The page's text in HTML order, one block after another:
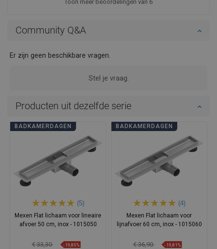
Toon meer beoordelingen van 6
Community Q&A
Er zijn geen beschikbare vragen.
Stel je vraag.
Producten uit dezelfde serie
BADKAMERDAGEN
(5)
Mexen Flat lichaam voor lineaire
afvoer 50 cm, inox - 1015050
€ 33,30 -19,85%
BADKAMERDAGEN
(4)
Mexen Flat lichaam voor
lijnafvoer 60 cm, inox - 1015060
€ 36,90 -19,81%